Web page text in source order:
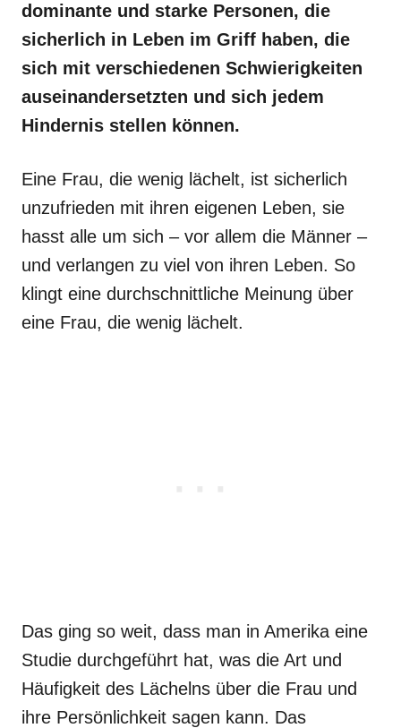
dominante und starke Personen, die
sicherlich in Leben im Griff haben, die
sich mit verschiedenen Schwierigkeiten
auseinandersetzten und sich jedem
Hindernis stellen können.
Eine Frau, die wenig lächelt, ist sicherlich
unzufrieden mit ihren eigenen Leben, sie
hasst alle um sich – vor allem die Männer –
und verlangen zu viel von ihren Leben. So
klingt eine durchschnittliche Meinung über
eine Frau, die wenig lächelt.
Das ging so weit, dass man in Amerika eine
Studie durchgeführt hat, was die Art und
Häufigkeit des Lächelns über die Frau und
ihre Persönlichkeit sagen kann. Das